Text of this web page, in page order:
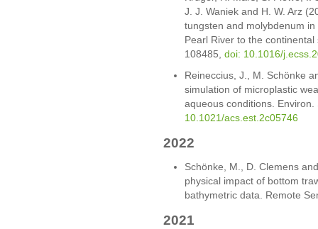
J. J. Waniek and H. W. Arz
tungsten and molybdenum
Pearl River to the
108485, doi: 10.1016/
Reineccius, J., M. Schönke
simulation of microplastic
aqueous conditions.
10.1021/acs.est.2c05746
2022
Schönke, M., D. Clemens
physical impact of bottom
bathymetric data. Remote
2021